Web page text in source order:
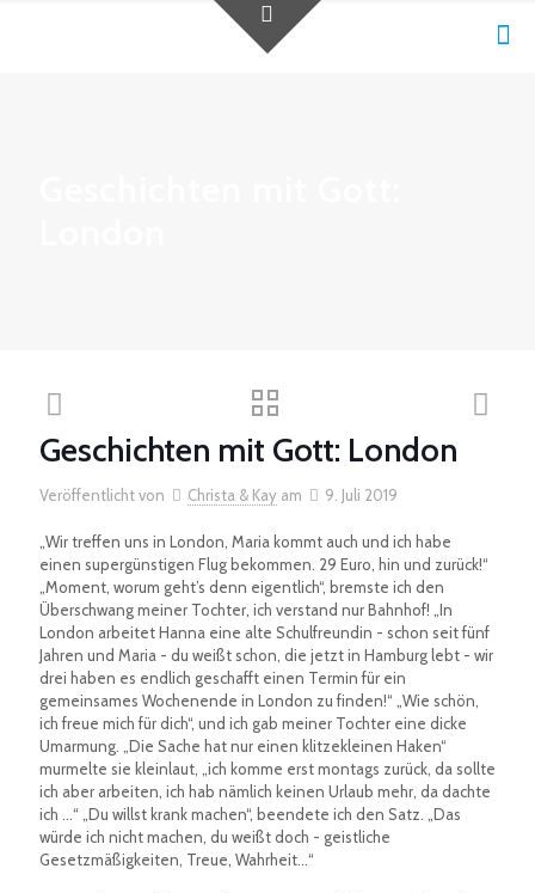
Geschichten mit Gott: London
Veröffentlicht von Christa & Kay am 9. Juli 2019
„Wir treffen uns in London, Maria kommt auch und ich habe
einen supergünstigen Flug bekommen. 29 Euro, hin und zurück!“
„Moment, worum geht’s denn eigentlich“, bremste ich den
Überschwang meiner Tochter, ich verstand nur Bahnhof! „In
London arbeitet Hanna eine alte Schulfreundin - schon seit fünf
Jahren und Maria - du weißt schon, die jetzt in Hamburg lebt - wir
drei haben es endlich geschafft einen Termin für ein
gemeinsames Wochenende in London zu finden!“ „Wie schön,
ich freue mich für dich“, und ich gab meiner Tochter eine dicke
Umarmung. „Die Sache hat nur einen klitzekleinen Haken“
murmelte sie kleinlaut, „ich komme erst montags zurück, da sollte
ich aber arbeiten, ich hab nämlich keinen Urlaub mehr, da dachte
ich …“ „Du willst krank machen“, beendete ich den Satz. „Das
würde ich nicht machen, du weißt doch - geistliche
Gesetzmäßigkeiten, Treue, Wahrheit…“